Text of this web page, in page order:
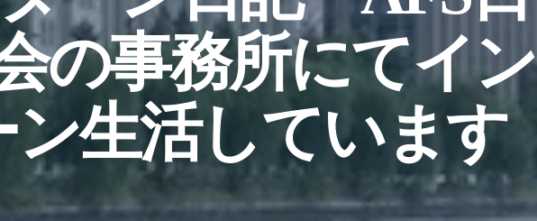
の事務所にてイン
ン生活しています